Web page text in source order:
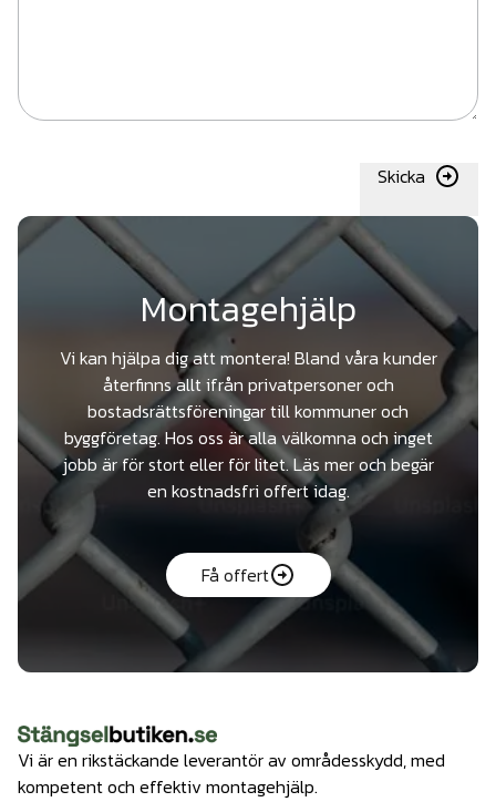
Skicka
Montagehjälp
Vi kan hjälpa dig att montera! Bland våra kunder
återfinns allt ifrån privatpersoner och
bostadsrättsföreningar till kommuner och
byggföretag. Hos oss är alla välkomna och inget
jobb är för stort eller för litet. Läs mer och begär
en kostnadsfri offert idag.
Få offert
Vi är en rikstäckande leverantör av områdesskydd, med
kompetent och effektiv montagehjälp.